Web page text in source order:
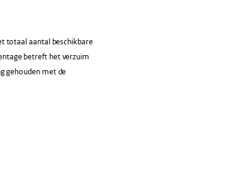
totaal aantal beschikbare
betreft het verzuim
gehouden met de